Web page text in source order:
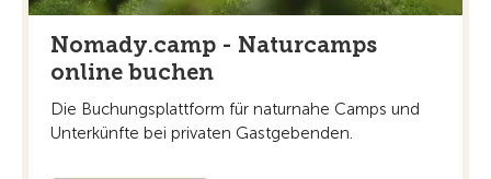
Nomady.camp - Naturcamps
online buchen
Die Buchungsplattform für naturnahe Camps und
Unterkünfte bei privaten Gastgebenden.